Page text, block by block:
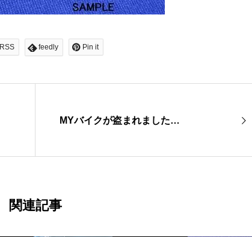
RSS feedly Pin it
MYバイクが盗まれました…
関連記事